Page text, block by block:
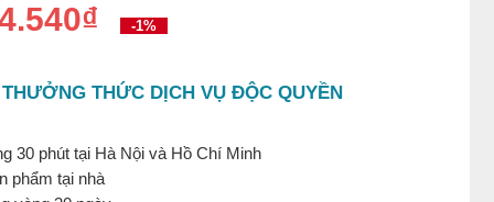
-1%
THỨC DỊCH VỤ ĐỘC QUYỀN
30 phút tại Hà Nội và Hồ Chí Minh
phẩm tại nhà